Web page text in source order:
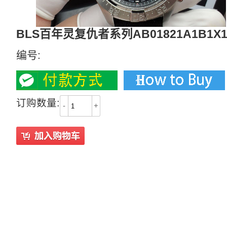
BLS百年灵复仇者系列
编号:
订购数量: - +